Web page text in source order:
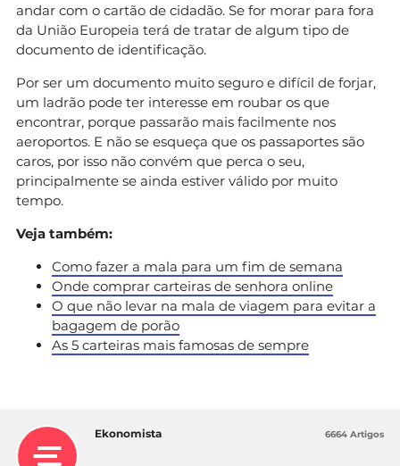
andar com o cartão de cidadão. Se for morar para fora
da União Europeia terá de tratar de algum tipo de
documento de identificação.
Por ser um documento muito seguro e difícil de forjar,
um ladrão pode ter interesse em roubar os que
encontrar, porque passarão mais facilmente nos
aeroportos. E não se esqueça que os passaportes são
caros, por isso não convém que perca o seu,
principalmente se ainda estiver válido por muito
tempo.
Veja também:
Como fazer a mala para um fim de semana
Onde comprar carteiras de senhora online
O que não levar na mala de viagem para evitar a
bagagem de porão
As 5 carteiras mais famosas de sempre
Ekonomista 6664 Artigos